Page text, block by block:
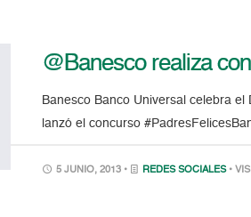
@Banesco realiza
Banesco Banco Universal celebra
lanzó el concurso
5 JUNIO, 2013 • REDES SOCIALES •